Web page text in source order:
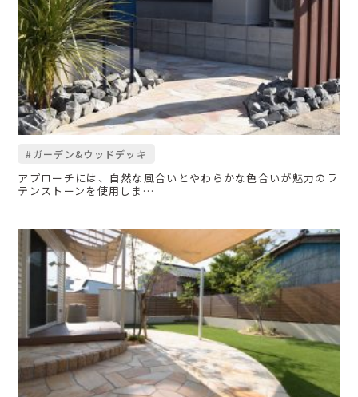
#ガーデン&ウッドデッキ
アプローチには、自然な風合いとやわらかな色合いが魅力のラ
テンストーンを使用しま…